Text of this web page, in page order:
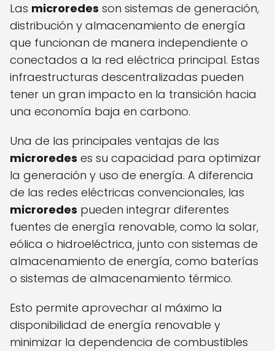
Las microredes son sistemas de generación,
distribución y almacenamiento de energía
que funcionan de manera independiente o
conectados a la red eléctrica principal. Estas
infraestructuras descentralizadas pueden
tener un gran impacto en la transición hacia
una economía baja en carbono.
Una de las principales ventajas de las
microredes es su capacidad para optimizar
la generación y uso de energía. A diferencia
de las redes eléctricas convencionales, las
microredes pueden integrar diferentes
fuentes de energía renovable, como la solar,
eólica o hidroeléctrica, junto con sistemas de
almacenamiento de energía, como baterías
o sistemas de almacenamiento térmico.
Esto permite aprovechar al máximo la
disponibilidad de energía renovable y
minimizar la dependencia de combustibles